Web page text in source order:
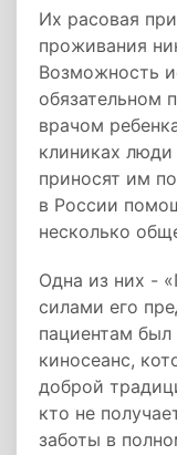
Их расовая
проживания
Возможность
обязательном
врачом
клиниках
приносят им
в России
несколько
Одна из них -
силами его
пациентам был
киносеанс,
доброй
кто не
заботы в